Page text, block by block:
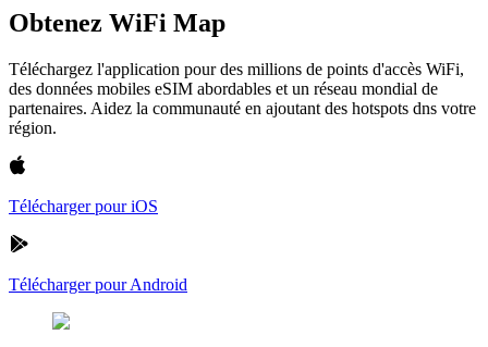
Obtenez WiFi Map
Téléchargez l'application pour des millions de points d'accès WiFi,
des données mobiles eSIM abordables et un réseau mondial de
partenaires. Aidez la communauté en ajoutant des hotspots dns votre
région.
Télécharger pour iOS
Télécharger pour Android